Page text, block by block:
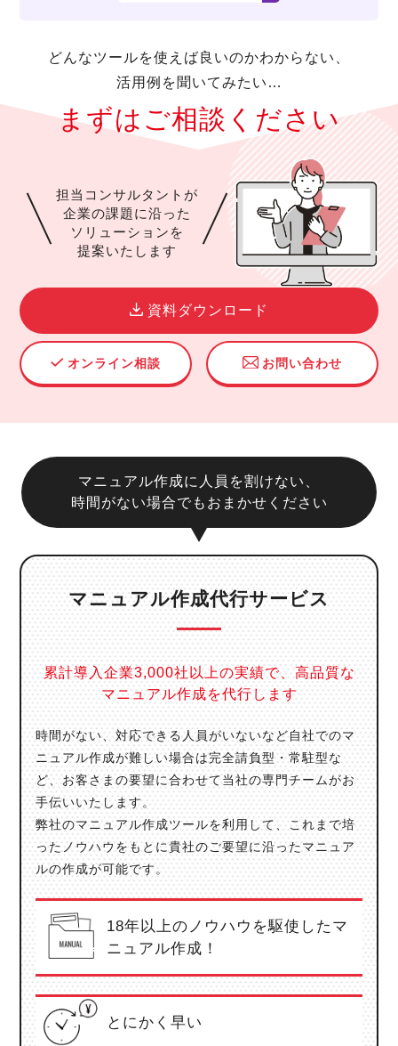
どんなツールを使えば良いのかわからない、
活用例を聞いてみたい…
まずはご相談ください
担当コンサルタントが
企業の課題に沿った
ソリューションを
提案いたします
資料ダウンロード
オンライン相談 お問い合わせ
マニュアル作成に人員を割けない、
時間がない場合でもおまかせください
マニュアル作成代行サービス
累計導入企業3,000社以上の実績で、高品質な
マニュアル作成を代行します
時間がない、対応できる人員がいないなど自社でのマ
ニュアル作成が難しい場合は完全請負型・常駐型な
ど、お客さまの要望に合わせて当社の専門チームがお
手伝いいたします。
弊社のマニュアル作成ツールを利用して、これまで培
ったノウハウをもとに貴社のご要望に沿ったマニュア
ルの作成が可能です。
18年以上のノウハウを駆使した マ
ニュアル作成！
とにかく早い